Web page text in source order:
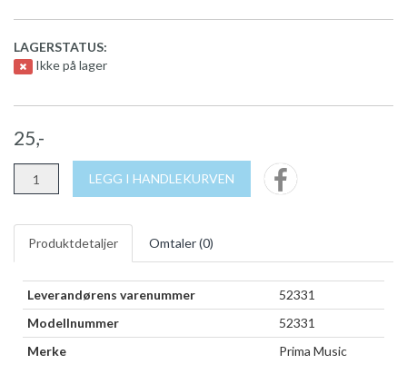
LAGERSTATUS:
Ikke på lager
25,-
LEGG I HANDLEKURVEN
Produktdetaljer Omtaler (0)
Leverandørens varenummer
52331
Modellnummer
52331
Merke
Prima Music